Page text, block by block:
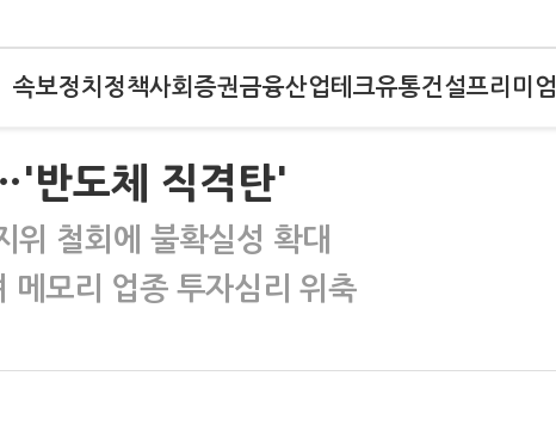
속보정치 정책사회 증권금융산업테크유통건설프리미엄
반도체 직격탄'
위 철회에 불확실성 확대
메모리 업종 투자심리 위축